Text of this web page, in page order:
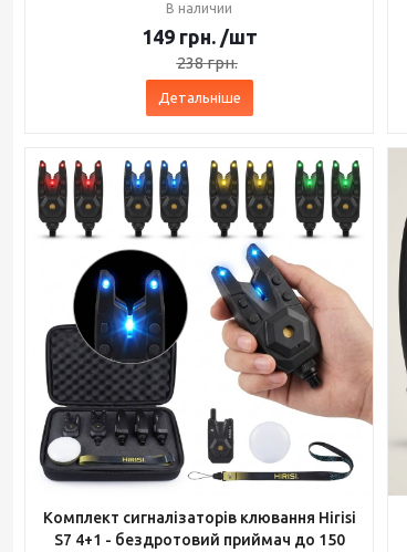
В наличии
149 грн. /шт
238грн.
Детальніше
Комплект сигналізаторів клювання Hirisi
S7 4+1 - бездротовий приймач до 150